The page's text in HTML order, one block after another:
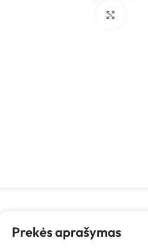
Prekės aprašymas